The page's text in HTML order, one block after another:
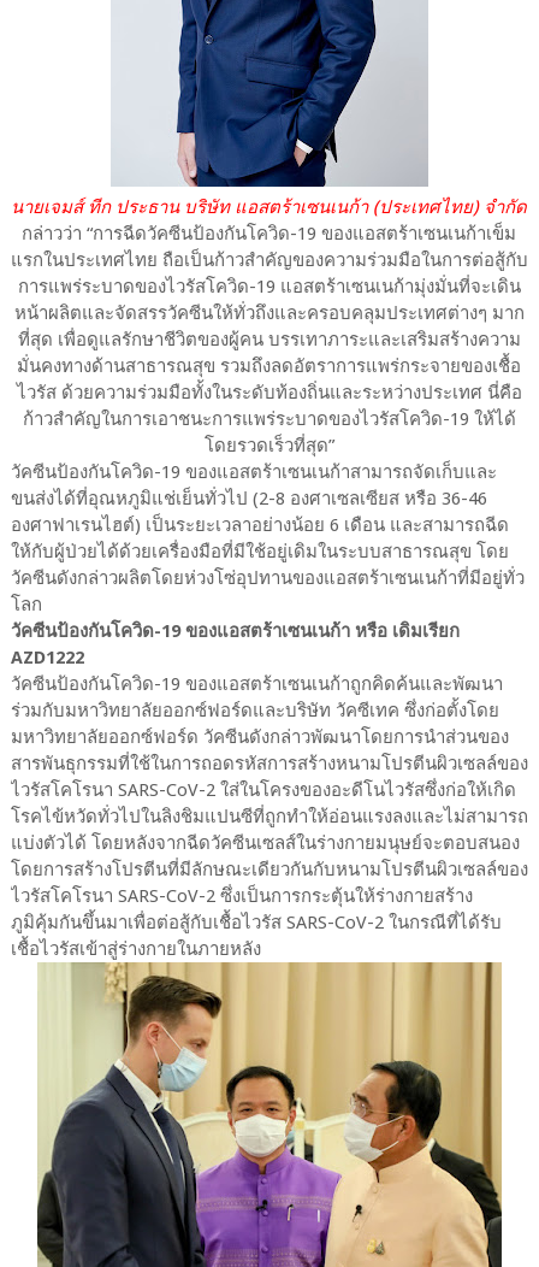
นายเจมส์ ทีก ประธาน บริษัท แอสตร้าเซนเนก้า (ประเทศไทย) จำกัด
กล่าวว่า “การฉีดวัคซีนป้องกันโควิด-19 ของแอสตร้าเซนเนก้าเข็ม
แรกในประเทศไทย ถือเป็นก้าวสำคัญของความร่วมมือในการต่อสู้กับ
การแพร่ระบาดของไวรัสโควิด-19 แอสตร้าเซนเนก้ามุ่งมั่นที่จะเดิน
หน้าผลิตและจัดสรรวัคซีนให้ทั่วถึงและครอบคลุมประเทศต่างๆ มาก
ที่สุด เพื่อดูแลรักษาชีวิตของผู้คน บรรเทาภาระและเสริมสร้างความ
มั่นคงทางด้านสาธารณสุข รวมถึงลดอัตราการแพร่กระจายของเชื้อ
ไวรัส ด้วยความร่วมมือทั้งในระดับท้องถิ่นและระหว่างประเทศ นี่คือ
ก้าวสำคัญในการเอาชนะการแพร่ระบาดของไวรัสโควิด-19 ให้ได้
โดยรวดเร็วที่สุด”
วัคซีนป้องกันโควิด-19 ของแอสตร้าเซนเนก้าสามารถจัดเก็บและ
ขนส่งได้ที่อุณหภูมิแช่เย็นทั่วไป (2-8 องศาเซลเซียส หรือ 36-46
องศาฟาเรนไฮต์) เป็นระยะเวลาอย่างน้อย 6 เดือน และสามารถฉีด
ให้กับผู้ป่วยได้ด้วยเครื่องมือที่มีใช้อยู่เดิมในระบบสาธารณสุข โดย
วัคซีนดังกล่าวผลิตโดยห่วงโซ่อุปทานของแอสตร้าเซนเนก้าที่มีอยู่ทั่ว
โลก
วัคซีนป้องกันโควิด-19 ของแอสตร้าเซนเนก้า หรือ เดิมเรียก
AZD1222
วัคซีนป้องกันโควิด-19 ของแอสตร้าเซนเนก้าถูกคิดค้นและพัฒนา
ร่วมกับมหาวิทยาลัยออกซ์ฟอร์ดและบริษัท วัคซีเทค ซึ่งก่อตั้งโดย
มหาวิทยาลัยออกซ์ฟอร์ด วัคซีนดังกล่าวพัฒนาโดยการนำส่วนของ
สารพันธุกรรมที่ใช้ในการถอดรหัสการสร้างหนามโปรตีนผิวเซลล์ของ
ไวรัสโคโรนา SARS-CoV-2 ใส่ในโครงของอะดีโนไวรัสซึ่งก่อให้เกิด
โรคไข้หวัดทั่วไปในลิงชิมแปนซีที่ถูกทำให้อ่อนแรงลงและไม่สามารถ
แบ่งตัวได้ โดยหลังจากฉีดวัคซีนเซลส์ในร่างกายมนุษย์จะตอบสนอง
โดยการสร้างโปรตีนที่มีลักษณะเดียวกันกับหนามโปรตีนผิวเซลล์ของ
ไวรัสโคโรนา SARS-CoV-2 ซึ่งเป็นการกระตุ้นให้ร่างกายสร้าง
ภูมิคุ้มกันขึ้นมาเพื่อต่อสู้กับเชื้อไวรัส SARS-CoV-2 ในกรณีที่ได้รับ
เชื้อไวรัสเข้าสู่ร่างกายในภายหลัง